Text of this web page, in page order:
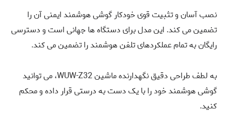
نصب آسان و تثبیت قوی خودکار گوشی هوشمند ایمنی آن را
تضمین می کند. این مدل برای دستگاه ها جهانی است و دسترسی
رایگان به تمام عملکردهای تلفن هوشمند را تضمین می کند.
به لطف طراحی دقیق نگهدارنده ماشین WUW-Z32، می توانید
گوشی هوشمند خود را با یک دست به درستی قرار داده و محکم
کنید.